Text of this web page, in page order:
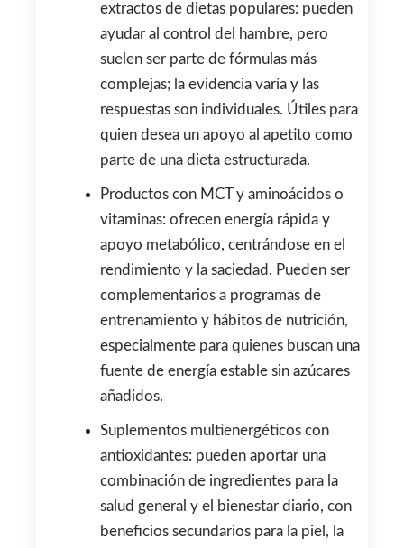
extractos de dietas populares: pueden
ayudar al control del hambre, pero
suelen ser parte de fórmulas más
complejas; la evidencia varía y las
respuestas son individuales. Útiles para
quien desea un apoyo al apetito como
parte de una dieta estructurada.
Productos con MCT y aminoácidos o
vitaminas: ofrecen energía rápida y
apoyo metabólico, centrándose en el
rendimiento y la saciedad. Pueden ser
complementarios a programas de
entrenamiento y hábitos de nutrición,
especialmente para quienes buscan una
fuente de energía estable sin azúcares
añadidos.
Suplementos multienergéticos con
antioxidantes: pueden aportar una
combinación de ingredientes para la
salud general y el bienestar diario, con
beneficios secundarios para la piel, la